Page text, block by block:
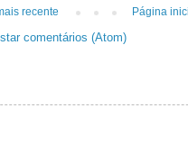
recente Página
comentários (Atom)